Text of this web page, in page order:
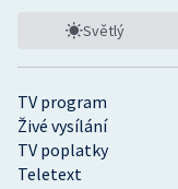
TV program
Živé vysílání
TV poplatky
Teletext
Světlý